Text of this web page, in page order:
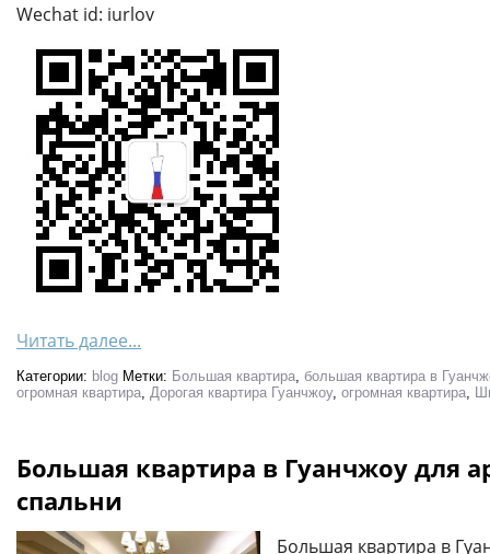
Wechat id: iurlov
Читать далее...
Категории: blog Метки: Большая квартира большая квартира в
огромная квартира Дорогая квартира Гуанчжоу, огромная квартира
Большая квартира в Гуанчжоу для
спальни
Большая квартира в